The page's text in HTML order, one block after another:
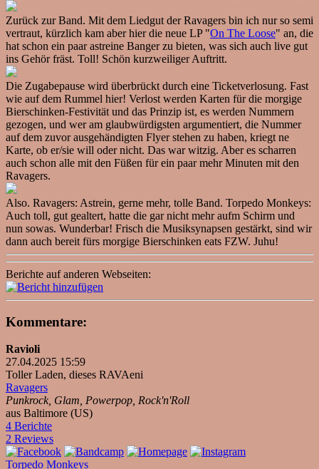
Zurück zur Band. Mit dem Liedgut der Ravagers bin ich nur so semi
vertraut, kürzlich kam aber hier die neue LP "On The Loose" an, die
hat schon ein paar astreine Banger zu bieten, was sich auch live gut
ins Gehör fräst. Toll! Schön kurzweiliger Auftritt.
Die Zugabepause wird überbrückt durch eine Ticketverlosung. Fast
wie auf dem Rummel hier! Verlost werden Karten für die morgige
Bierschinken-Festivität und das Prinzip ist, es werden Nummern
gezogen, und wer am glaubwürdigsten argumentiert, die Nummer
auf dem zuvor ausgehändigten Flyer stehen zu haben, kriegt ne
Karte, ob er/sie will oder nicht. Das war witzig. Aber es scharren
auch schon alle mit den Füßen für ein paar mehr Minuten mit den
Ravagers.
Also. Ravagers: Astrein, gerne mehr, tolle Band. Torpedo Monkeys:
Auch toll, gut gealtert, hatte die gar nicht mehr aufm Schirm und
nun sowas. Wunderbar! Frisch die Musiksynapsen gestärkt, sind wir
dann auch bereit fürs morgige Bierschinken eats FZW. Juhu!
Berichte auf anderen Webseiten:
Kommentare:
Ravioli
27.04.2025 15:59
Toller Laden, dieses RAVAeni
Ravagers
Punkrock, Glam, Powerpop, Rock'n'Roll
aus Baltimore (US)
4 Berichte
2 Reviews
Torpedo Monkeys